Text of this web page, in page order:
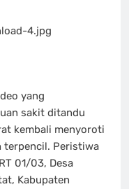
4.jpg
yang
sakit ditandu
kembali menyoroti
terpencil. Peristiwa
01/03, Desa
Kabupaten